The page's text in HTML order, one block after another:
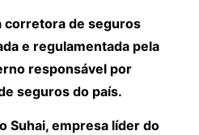
corretora de seguros
e regulamentada pela
responsável por
seguros do país.
Suhai, empresa líder do